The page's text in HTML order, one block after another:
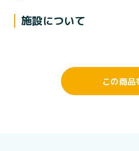
施設について
この商品